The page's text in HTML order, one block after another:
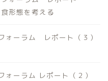
形態を考える
ォーラム レポート（３）
ーラム レポート（２）